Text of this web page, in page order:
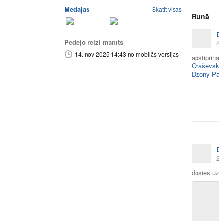
Medaļas Skatīt visas
Pēdējo reizi manīts
14. nov 2025 14:43 no mobilās versijas
Runā
Dzony
dosies